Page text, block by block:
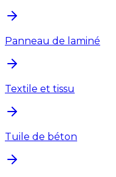
Panneau de laminé
Textile et tissu
Tuile de béton